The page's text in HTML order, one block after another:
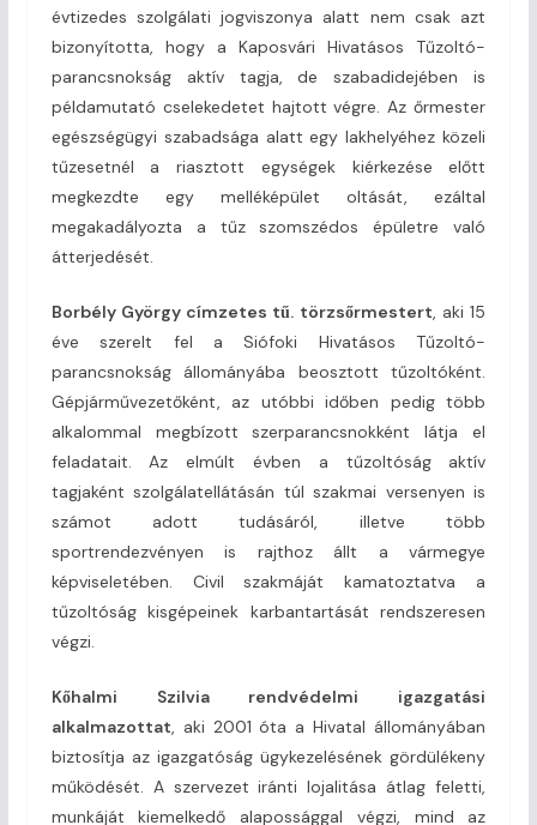
évtizedes szolgálati jogviszonya alatt nem csak azt
bizonyította, hogy a Kaposvári Hivatásos Tűzoltó-
parancsnokság aktív tagja, de szabadidejében is
példamutató cselekedetet hajtott végre. Az őrmester
egészségügyi szabadsága alatt egy lakhelyéhez közeli
tűzesetnél a riasztott egységek kiérkezése előtt
megkezdte egy melléképület oltását, ezáltal
megakadályozta a tűz szomszédos épületre való
átterjedését.
Borbély György címzetes tű. törzsőrmestert, aki 15
éve szerelt fel a Siófoki Hivatásos Tűzoltó-
parancsnokság állományába beosztott tűzoltóként.
Gépjárművezetőként, az utóbbi időben pedig több
alkalommal megbízott szerparancsnokként látja el
feladatait. Az elmúlt évben a tűzoltóság aktív
tagjaként szolgálatellátásán túl szakmai versenyen is
számot adott tudásáról, illetve több
sportrendezvényen is rajthoz állt a vármegye
képviseletében. Civil szakmáját kamatoztatva a
tűzoltóság kisgépeinek karbantartását rendszeresen
végzi.
Kőhalmi Szilvia rendvédelmi igazgatási
alkalmazottat, aki 2001 óta a Hivatal állományában
biztosítja az igazgatóság ügykezelésének gördülékeny
működését. A szervezet iránti lojalitása átlag feletti,
munkáját kiemelkedő alapossággal végzi, mind az